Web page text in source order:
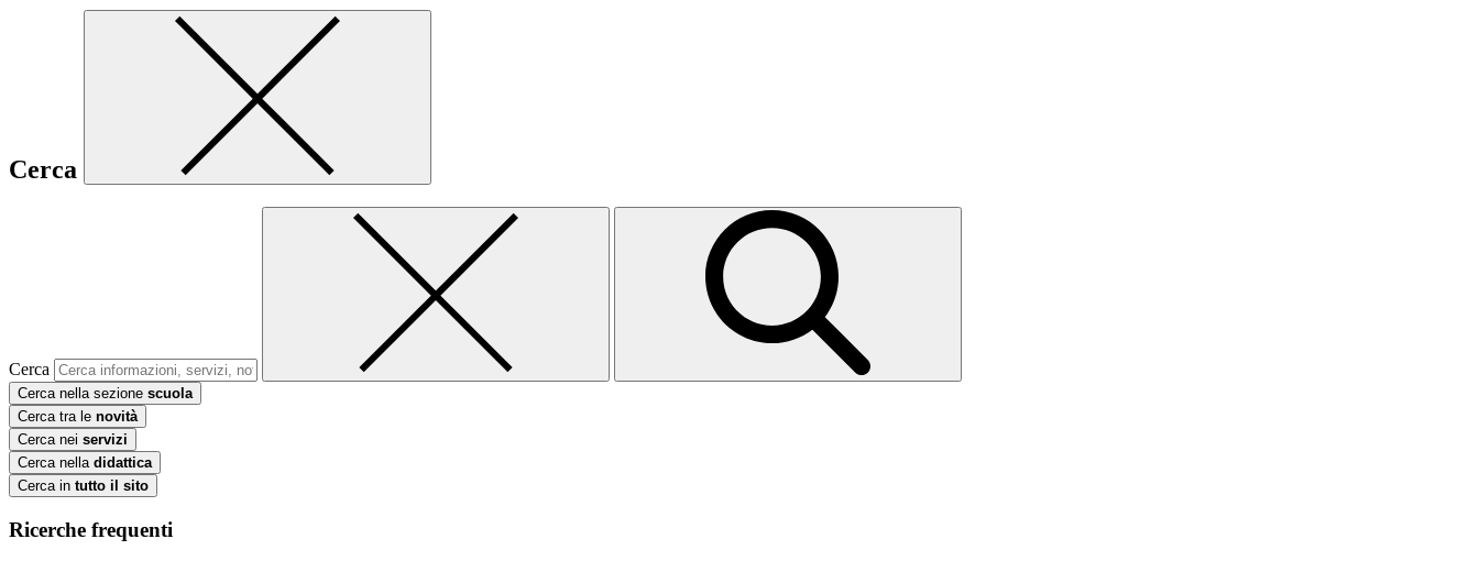
Cerca
Cerca
Cerca nella sezione scuola
Cerca tra le novità
Cerca nei servizi
Cerca nella didattica
Cerca in tutto il sito
Ricerche frequenti